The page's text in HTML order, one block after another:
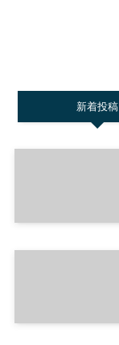
新着投稿